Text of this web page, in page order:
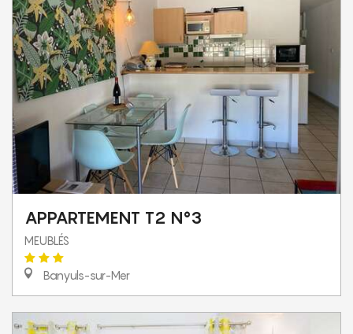
APPARTEMENT T2 N°3
MEUBLÉS
Banyuls-sur-Mer